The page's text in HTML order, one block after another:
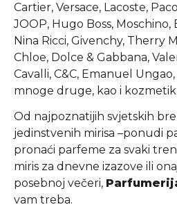
Cartier, Versace, Lacoste,
JOOP, Hugo Boss, Moschino,
Nina Ricci, Givenchy, Therry
Chloe, Dolce & Gabbana,
Cavalli, C&C, Emanuel
mnoge druge, kao i
Od najpoznatijih svjetskih
jedinstvenih mirisa –ponudi
pronaći parfeme za svaki
miris za dnevne izazove ili
posebnoj večeri,
vam treba.